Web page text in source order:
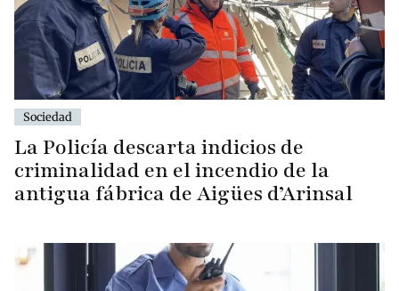
Sociedad
La Policía descarta indicios de
criminalidad en el incendio de la
antigua fábrica de Aigües d’Arinsal